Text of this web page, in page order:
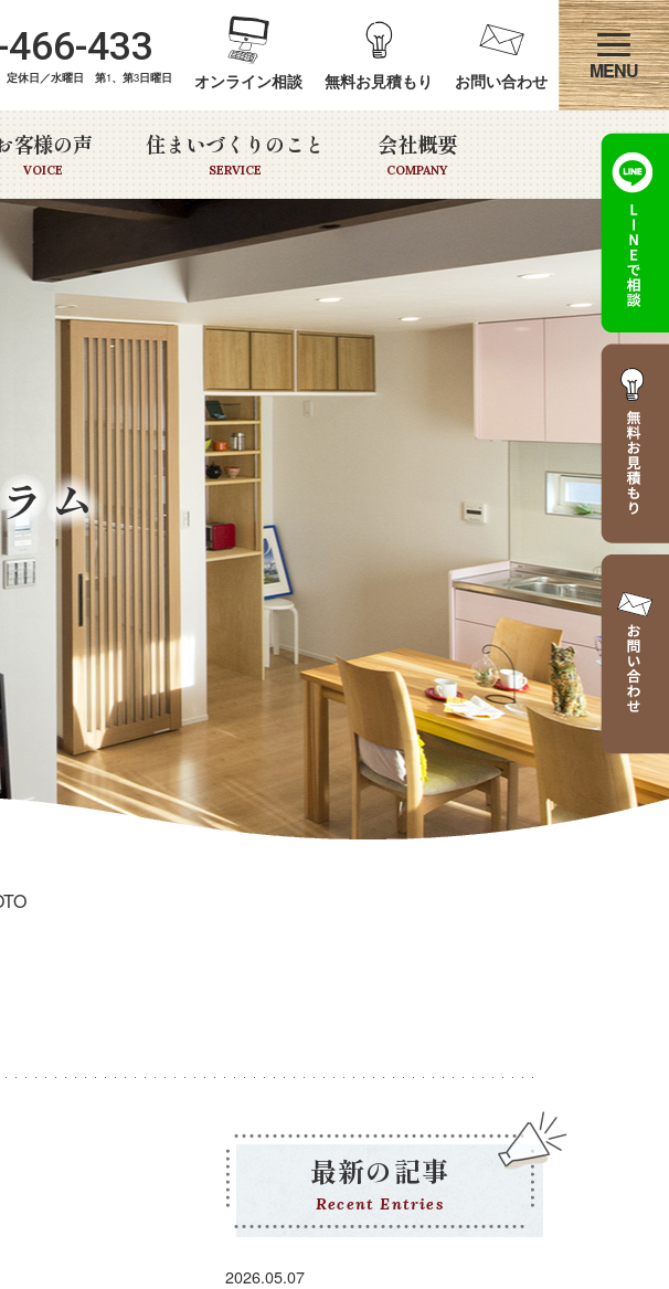
433
定休日／水曜日 第1 、第3日曜日 オンライン相談 無料お見積もり お問い合わせ
客様の声
VOICE
住まいづくりのこと
SERVICE
会社概要
COMPANY
ム
最新の記事
Recent Entries
2026.05.07